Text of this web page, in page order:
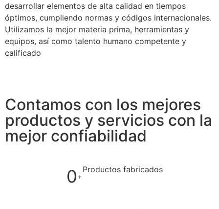
desarrollar elementos de alta calidad en tiempos
óptimos, cumpliendo normas y códigos internacionales.
Utilizamos la mejor materia prima, herramientas y
equipos, así como talento humano competente y
calificado
Contamos con los mejores
productos y servicios con la
mejor confiabilidad
0+
Productos fabricados